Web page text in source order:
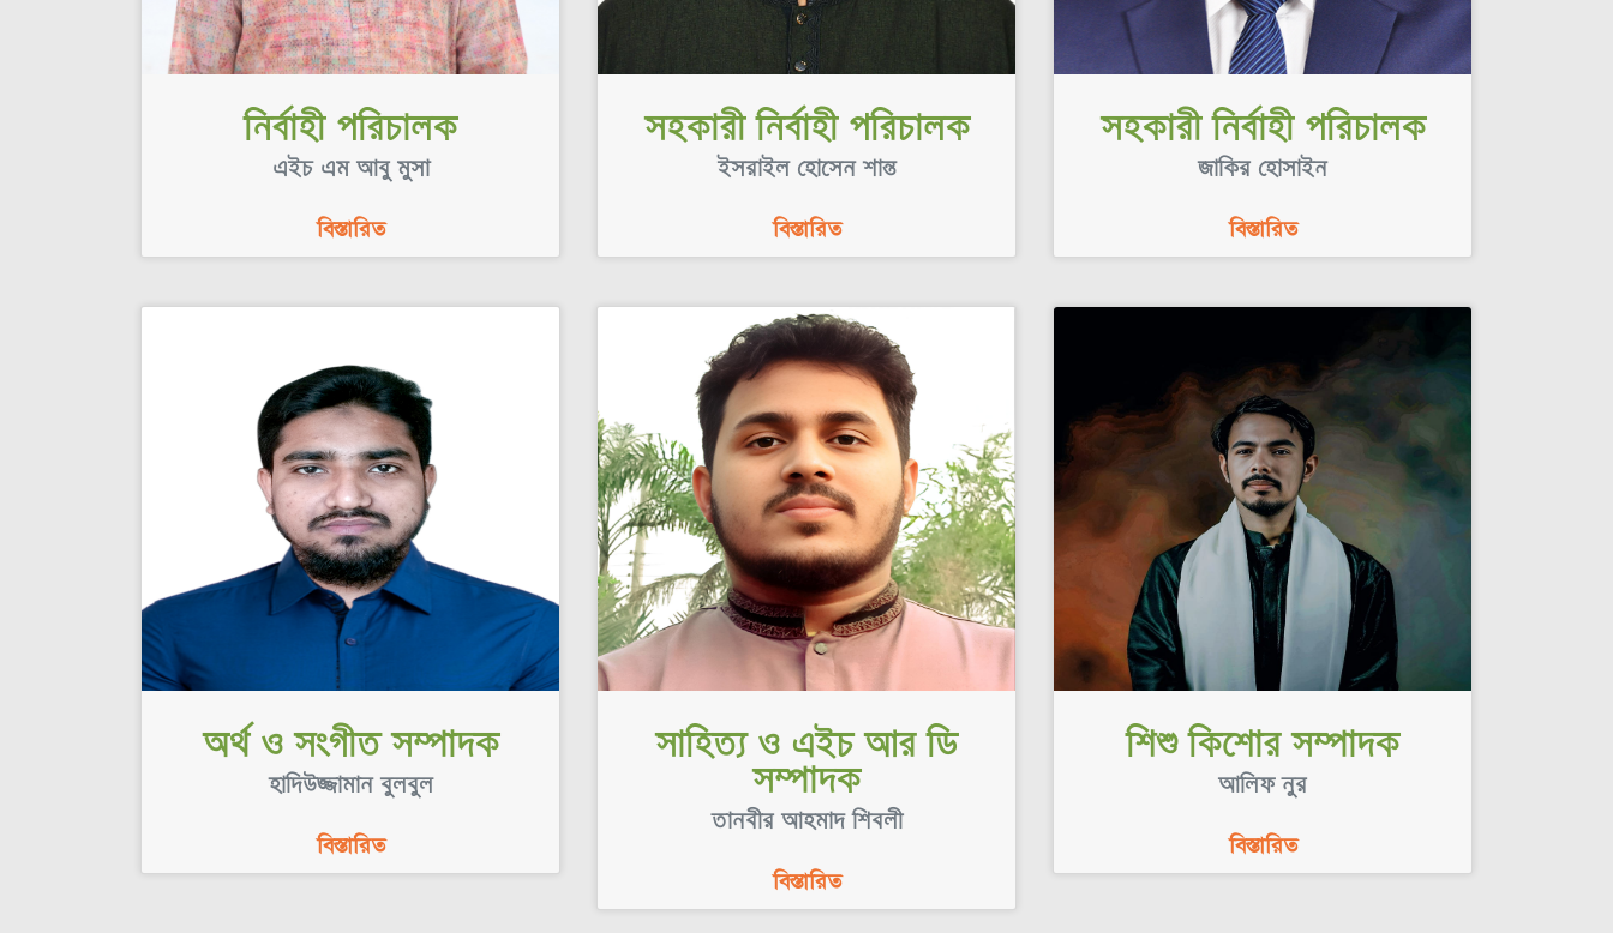
নির্বাহী পরিচালক
এইচ এম আবু মুসা
বিস্তারিত
সহকারী নির্বাহী পরিচালক
ইসরাইল হোসেন শান্ত
বিস্তারিত
সহকারী নির্বাহী পরিচালক
জাকির হোসাইন
বিস্তারিত
অর্থ ও সংগীত সম্পাদক
হাদিউজ্জামান ‍বুলবুল
বিস্তারিত
সাহিত্য ও এইচ আর ডি
সম্পাদক
তানবীর আহমাদ শিবলী
বিস্তারিত
শিশু কিশোর সম্পাদক
আলিফ নুর
বিস্তারিত